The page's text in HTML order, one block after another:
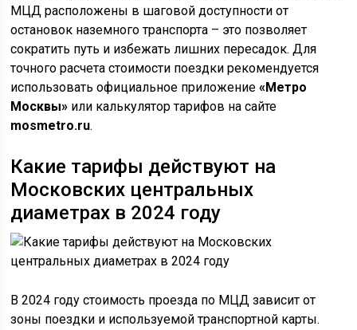
МЦД расположены в шаговой доступности от
остановок наземного транспорта – это позволяет
сократить путь и избежать лишних пересадок. Для
точного расчета стоимости поездки рекомендуется
использовать официальное приложение«Метро
Москвы» или калькулятор тарифов на сайте
mosmetro.ru.
Какие тарифы действуют на
Московских центральных
диаметрах в 2024 году
В 2024 году стоимость проезда по МЦД зависит от
зоны поездки и используемой транспортной карты.